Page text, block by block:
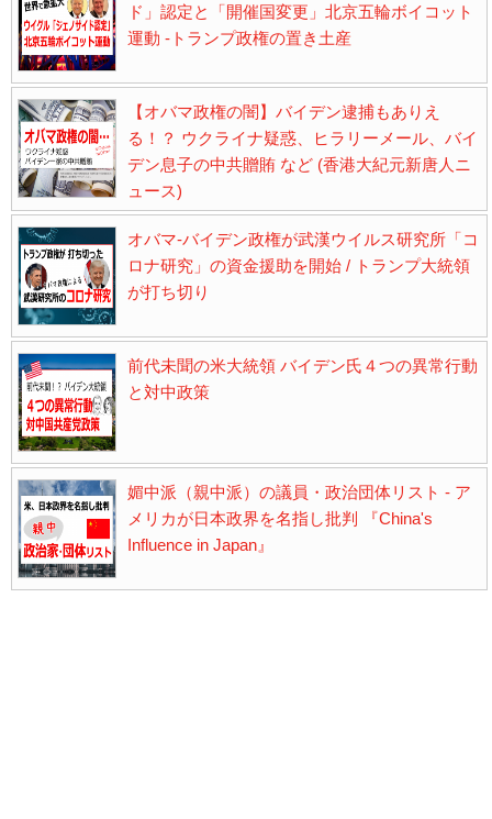
ド」認定と「開催国変更」北京五輪ボイコット
運動 -トランプ政権の置き土産
【オバマ政権の闇】バイデン逮捕もありえ
る！？ ウクライナ疑惑、ヒラリーメール、バイ
デン息子の中共贈賄 など (香港大紀元新唐人ニ
ュース)
オバマ-バイデン政権が武漢ウイルス研究所「コ
ロナ研究」の資金援助を開始 / トランプ大統領
が打ち切り
前代未聞の米大統領 バイデン氏４つの異常行動
と対中政策
媚中派（親中派）の議員・政治団体リスト - ア
メリカが日本政界を名指し批判 『China's
Influence in Japan』